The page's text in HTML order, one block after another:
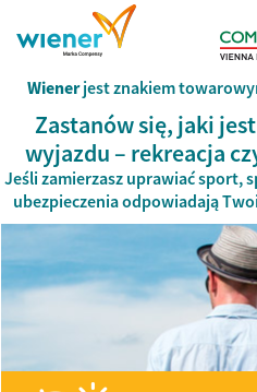
Wienerjest znakiem
Zastanów się, jaki
wyjazdu – rekreacja
Jeśli zamierzasz uprawiać sport,
ubezpieczenia odpowiadają